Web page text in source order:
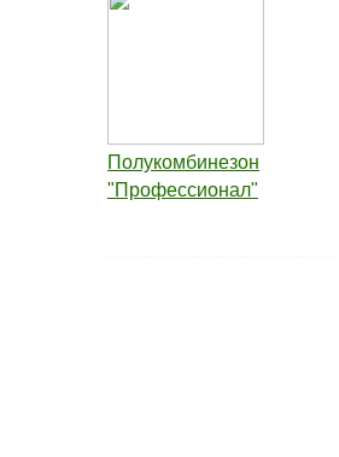
Полукомбинезон
"Профессионал"